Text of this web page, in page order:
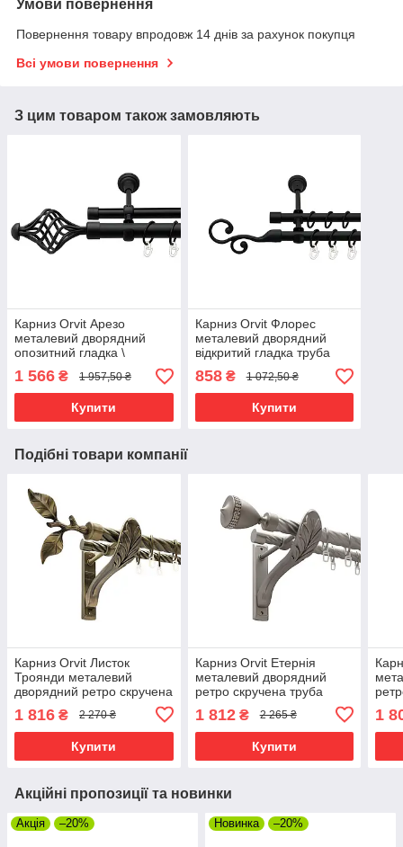
Умови повернення
Повернення товару впродовж 14 днів за рахунок покупця
Всі умови повернення
З цим товаром також замовляють
Карниз Orvit Арезо
металевий дворядний
опозитний гладка \
металеве Чорний Оксамит
25\19 мм 300 см
1 566 ₴ 1 957,50 ₴
Купити
Карниз Orvit Флорес
металевий дворядний
відкритий гладка труба
кільце металеве Чорний
Оксамит 16\16 мм 200 см
(00-00024025)
858₴ 1 072,50 ₴
Купити
Подібні товари компанії
Карниз Orvit Листок
Троянди металевий
дворядний ретро скручена
Антик 25\19 мм 300 см
(00-00016433)
1 816 ₴ 2 270 ₴
Купити
Карниз Orvit Етернія
металевий дворядний
ретро скручена труба
25\19 мм 240 см (00-
00021897)
1 812₴ 2 265 ₴
Купити
1
Акційні пропозиції та новинки
Акція –20% Новинка –20%